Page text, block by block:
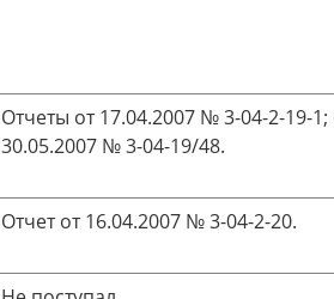
Отчеты от 17.04.2007 № 3-04-2-19-
30.05.2007 № 3-04-19/48.
Отчет от 16.04.2007 № 3-04-2-20.